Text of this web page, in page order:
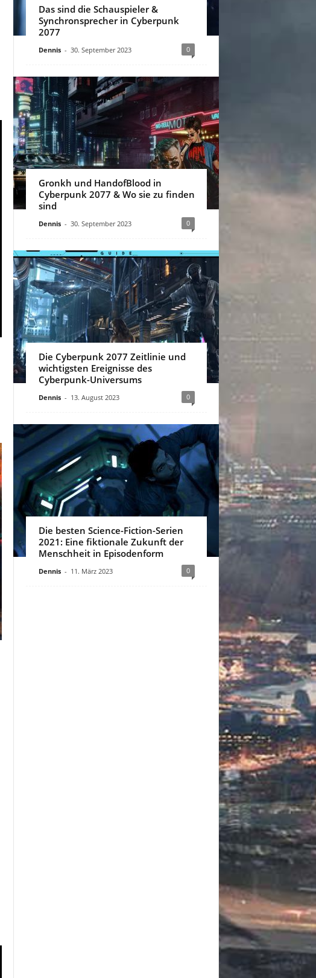
Das sind die Schauspieler &
Synchronsprecher in Cyberpunk
2077
Dennis - 30. September 2023 0
Gronkh und HandofBlood in
Cyberpunk 2077 & Wo sie zu finden
sind
Dennis - 30. September 2023 0
Die Cyberpunk 2077 Zeitlinie und
wichtigsten Ereignisse des
Cyberpunk-Universums
Dennis - 13. August 2023 0
Die besten Science-Fiction-Serien
2021: Eine fiktionale Zukunft der
Menschheit in Episodenform
Dennis - 11. März 2023 0